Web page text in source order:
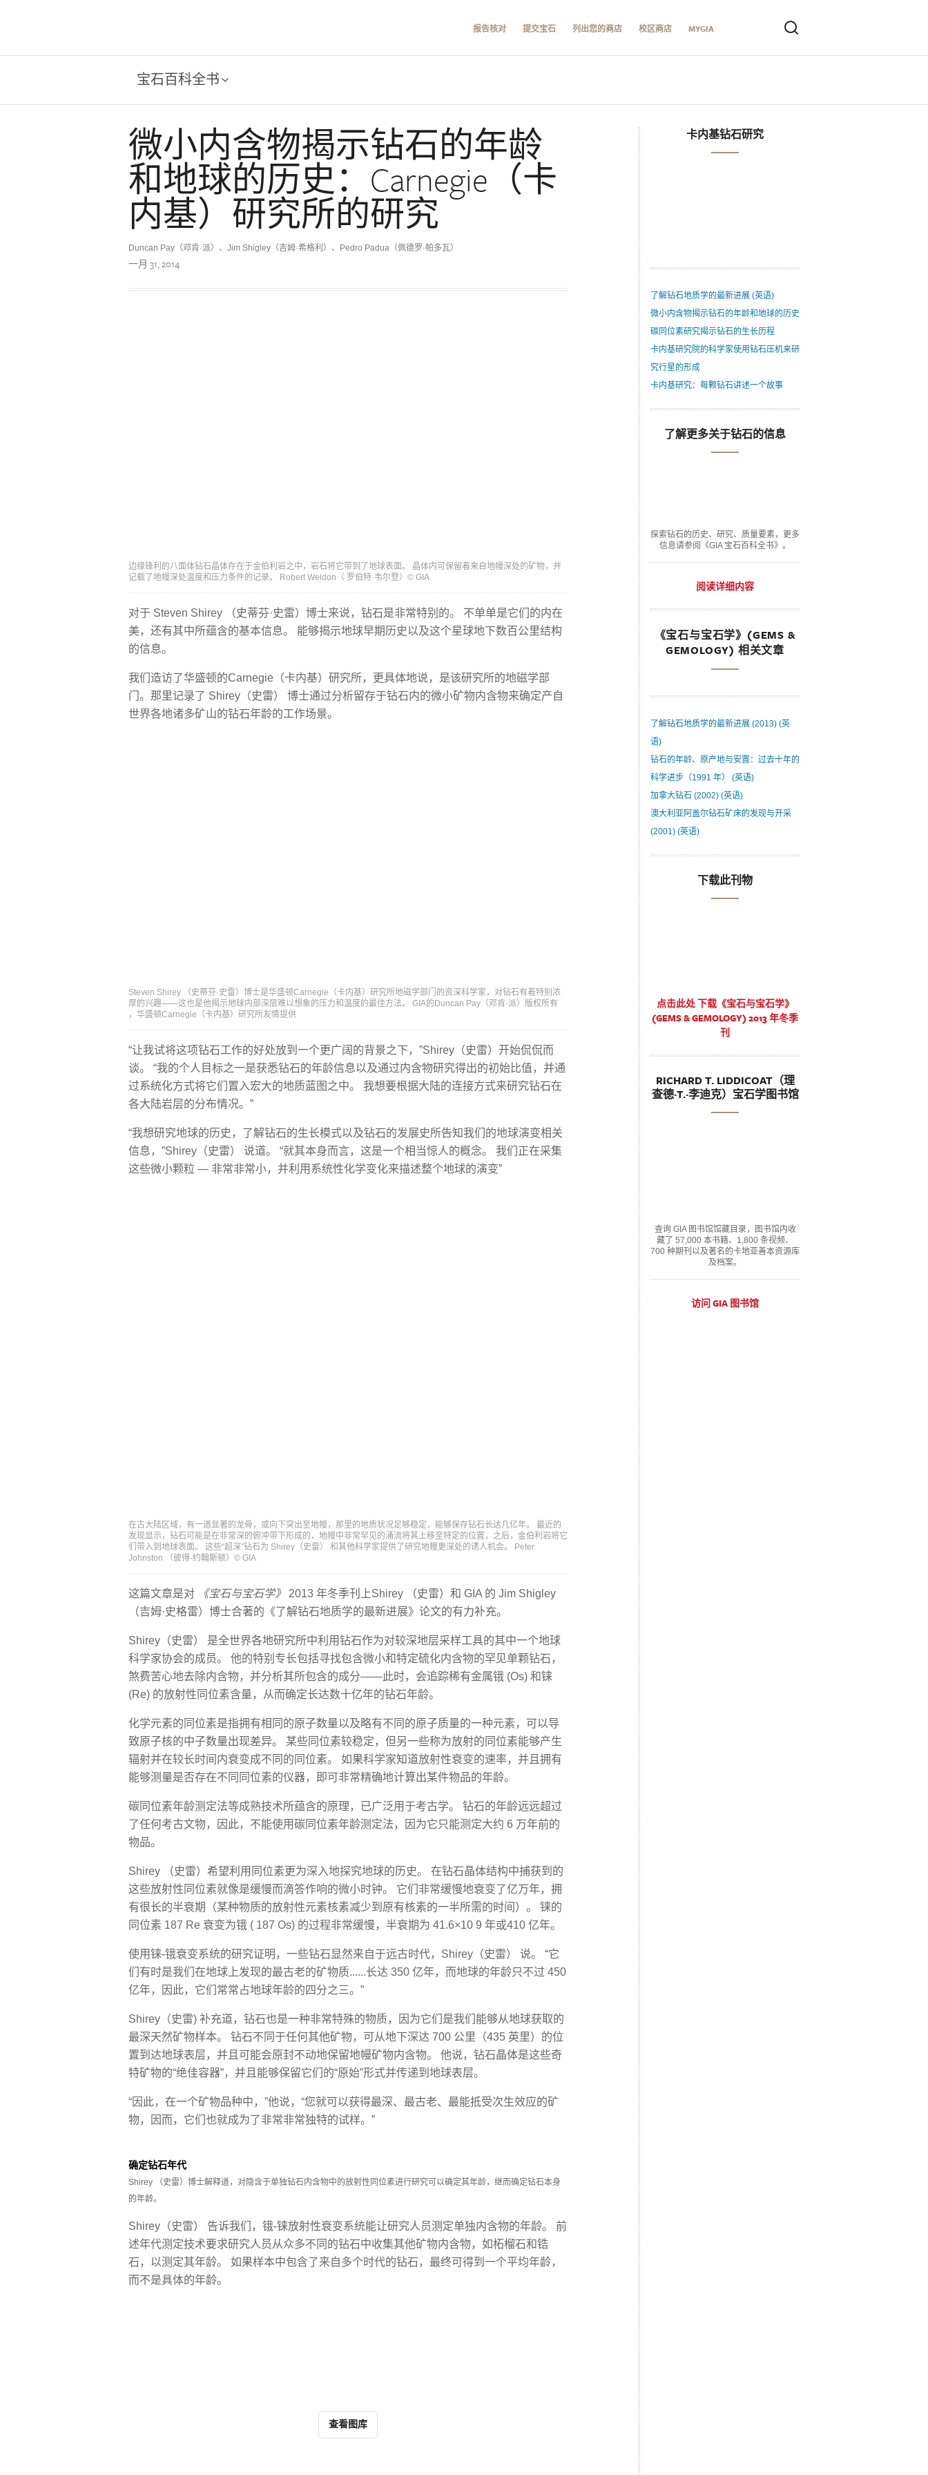
报告核对 提交宝石 列出您的商店 校区商店 MYGIA
宝石百科全书
微小内含物揭示钻石的年龄
和地球的历史：Carnegie（卡
内基）研究所的研究
Duncan Pay（邓肯·派）、Jim Shigley（吉姆·希格利）、Pedro Padua（佩德罗·帕多瓦）
一月 31, 2014
边缘锋利的八面体钻石晶体存在于金伯利岩之中，岩石将它带到了地球表面。 晶体内可保留着来自地幔深处的矿物，并
记载了地幔深处温度和压力条件的记录。 Robert Weldon（ 罗伯特·韦尔登）© GIA
对于 Steven Shirey （史蒂芬·史雷）博士来说，钻石是非常特别的。 不单单是它们的内在
美，还有其中所蕴含的基本信息。 能够揭示地球早期历史以及这个星球地下数百公里结构
的信息。
我们造访了华盛顿的Carnegie（卡内基）研究所，更具体地说，是该研究所的地磁学部
门。那里记录了 Shirey（史雷） 博士通过分析留存于钻石内的微小矿物内含物来确定产自
世界各地诸多矿山的钻石年龄的工作场景。
Steven Shirey （史蒂芬·史雷）博士是华盛顿Carnegie（卡内基）研究所地磁学部门的资深科学家，对钻石有着特别浓
厚的兴趣——这也是他揭示地球内部深层难以想象的压力和温度的最佳方法。 GIA的Duncan Pay（邓肯·派）版权所有
，华盛顿Carnegie（卡内基）研究所友情提供
“让我试将这项钻石工作的好处放到一个更广阔的背景之下，”Shirey（史雷）开始侃侃而
谈。 “我的个人目标之一是获悉钻石的年龄信息以及通过内含物研究得出的初始比值，并通
过系统化方式将它们置入宏大的地质蓝图之中。 我想要根据大陆的连接方式来研究钻石在
各大陆岩层的分布情况。”
“我想研究地球的历史，了解钻石的生长模式以及钻石的发展史所告知我们的地球演变相关
信息，”Shirey（史雷） 说道。 “就其本身而言，这是一个相当惊人的概念。 我们正在采集
这些微小颗粒 — 非常非常小，并利用系统性化学变化来描述整个地球的演变”
在古大陆区域，有一道显著的龙骨，或向下突出至地幔，那里的地质状况足够稳定，能够保存钻石长达几亿年。 最近的
发现显示，钻石可能是在非常深的俯冲带下形成的，地幔中非常罕见的涌流将其上移至特定的位置，之后，金伯利岩将它
们带入到地球表面。 这些“超深”钻石为 Shirey（史雷） 和其他科学家提供了研究地幔更深处的诱人机会。 Peter
Johnston （彼得·约翰斯顿）© GIA
这篇文章是对 《宝石与宝石学》
2013 年冬季刊上Shirey （史雷）和 GIA 的 Jim Shigley
（吉姆·史格雷）博士合著的《了解钻石地质学的最新进展》论文的有力补充。
Shirey（史雷） 是全世界各地研究所中利用钻石作为对较深地层采样工具的其中一个地球
科学家协会的成员。 他的特别专长包括寻找包含微小和特定硫化内含物的罕见单颗钻石，
煞费苦心地去除内含物，并分析其所包含的成分——此时，会追踪稀有金属锇 (Os) 和铼
(Re) 的放射性同位素含量，从而确定长达数十亿年的钻石年龄。
化学元素的同位素是指拥有相同的原子数量以及略有不同的原子质量的一种元素，可以导
致原子核的中子数量出现差异。 某些同位素较稳定，但另一些称为放射的同位素能够产生
辐射并在较长时间内衰变成不同的同位素。 如果科学家知道放射性衰变的速率，并且拥有
能够测量是否存在不同同位素的仪器，即可非常精确地计算出某件物品的年龄。
碳同位素年龄测定法等成熟技术所蕴含的原理，已广泛用于考古学。 钻石的年龄远远超过
了任何考古文物，因此，不能使用碳同位素年龄测定法，因为它只能测定大约 6 万年前的
物品。
Shirey （史雷）希望利用同位素更为深入地探究地球的历史。 在钻石晶体结构中捕获到的
这些放射性同位素就像是缓慢而滴答作响的微小时钟。 它们非常缓慢地衰变了亿万年，拥
有很长的半衰期（某种物质的放射性元素核素减少到原有核素的一半所需的时间）。 铼的
同位素 187 Re 衰变为锇 ( 187 Os) 的过程非常缓慢，半衰期为 41.6×10 9 年或410 亿年。
使用铼-锇衰变系统的研究证明，一些钻石显然来自于远古时代，Shirey（史雷） 说。 “它
们有时是我们在地球上发现的最古老的矿物质......长达 350 亿年，而地球的年龄只不过 450
亿年，因此，它们常常占地球年龄的四分之三。”
Shirey（史雷) 补充道，钻石也是一种非常特殊的物质，因为它们是我们能够从地球获取的
最深天然矿物样本。 钻石不同于任何其他矿物，可从地下深达 700 公里（435 英里）的位
置到达地球表层，并且可能会原封不动地保留地幔矿物内含物。 他说，钻石晶体是这些奇
特矿物的“绝佳容器”，并且能够保留它们的“原始”形式并传递到地球表层。
“因此，在一个矿物品种中，”他说，“您就可以获得最深、最古老、最能抵受次生效应的矿
物，因而，它们也就成为了非常非常独特的试样。”
确定钻石年代
Shirey （史雷）博士解释道，对隐含于单独钻石内含物中的放射性同位素进行研究可以确定其年龄，继而确定钻石本身
的年龄。
Shirey（史雷） 告诉我们，锇-铼放射性衰变系统能让研究人员测定单独内含物的年龄。 前
述年代测定技术要求研究人员从众多不同的钻石中收集其他矿物内含物，如柘榴石和锆
石，以测定其年龄。 如果样本中包含了来自多个时代的钻石，最终可得到一个平均年龄，
而不是具体的年龄。
查看图库
卡内基钻石研究
了解钻石地质学的最新进展 (英语)
微小内含物揭示钻石的年龄和地球的历史
碳同位素研究揭示钻石的生长历程
卡内基研究院的科学家使用钻石压机来研
究行星的形成
卡内基研究：每颗钻石讲述一个故事
了解更多关于钻石的信息
探索钻石的历史、研究、质量要素，更多
信息请参阅《GIA 宝石百科全书》。
阅读详细内容
《宝石与宝石学》(GEMS &
GEMOLOGY) 相关文章
了解钻石地质学的最新进展 (2013) (英
语)
钻石的年龄、原产地与安置：过去十年的
科学进步（1991 年） (英语)
加拿大钻石 (2002) (英语)
澳大利亚阿盖尔钻石矿床的发现与开采
(2001) (英语)
下载此刊物
点击此处 下载《宝石与宝石学》
(GEMS & GEMOLOGY) 2013 年冬季
刊
RICHARD T. LIDDICOAT（理
查德·T.·李迪克）宝石学图书馆
查询 GIA 图书馆馆藏目录，图书馆内收
藏了 57,000 本书籍、1,800 条视频、
700 种期刊以及著名的卡地亚善本资源库
及档案。
访问 GIA 图书馆